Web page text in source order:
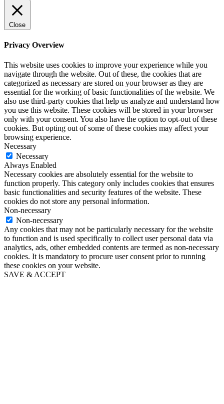
Close
Privacy Overview
This website uses cookies to improve your experience while you
navigate through the website. Out of these, the cookies that are
categorized as necessary are stored on your browser as they are
essential for the working of basic functionalities of the website. We
also use third-party cookies that help us analyze and understand how
you use this website. These cookies will be stored in your browser
only with your consent. You also have the option to opt-out of these
cookies. But opting out of some of these cookies may affect your
browsing experience.
Necessary
Necessary
Always Enabled
Necessary cookies are absolutely essential for the website to
function properly. This category only includes cookies that ensures
basic functionalities and security features of the website. These
cookies do not store any personal information.
Non-necessary
Non-necessary
Any cookies that may not be particularly necessary for the website
to function and is used specifically to collect user personal data via
analytics, ads, other embedded contents are termed as non-necessary
cookies. It is mandatory to procure user consent prior to running
these cookies on your website.
SAVE & ACCEPT